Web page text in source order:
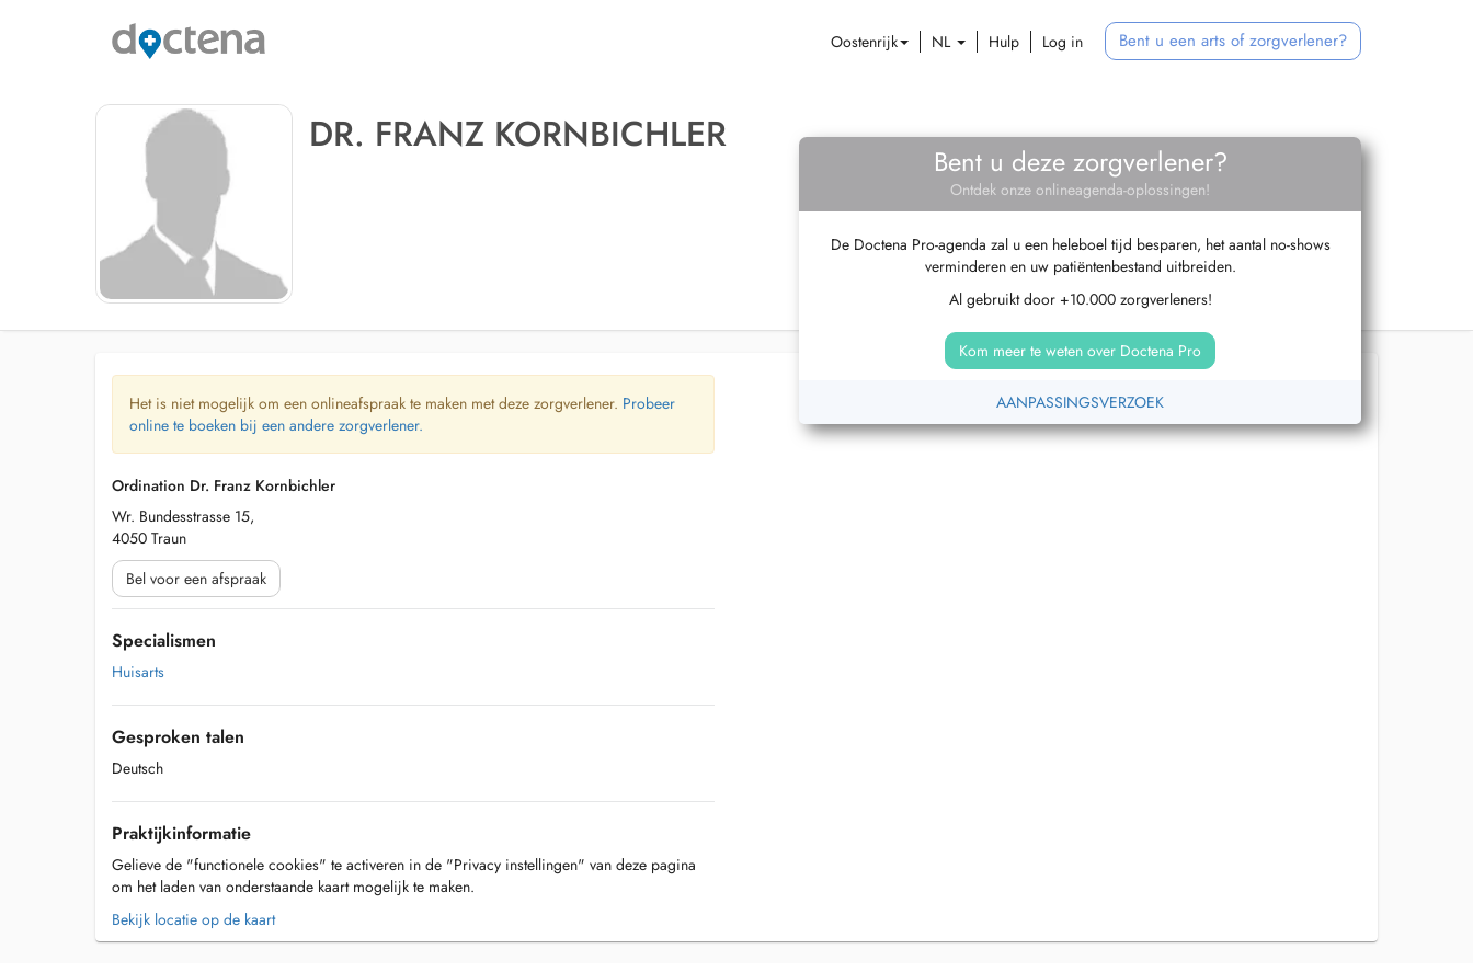
Oostenrijk NL Hulp Log in Bent u een arts of zorgverlener?
DR. FRANZ KORNBICHLER
Bent u deze zorgverlener?
Ontdek onze onlineagenda-oplossingen!
De Doctena Pro-agenda zal u een heleboel tijd besparen, het aantal no-shows
verminderen en uw patiëntenbestand uitbreiden.
Al gebruikt door +10.000 zorgverleners!
Kom meer te weten over Doctena Pro
AANPASSINGSVERZOEK
Het is niet mogelijk om een onlineafspraak te maken met deze zorgverlener. Probeer
online te boeken bij een andere zorgverlener.
Ordination Dr. Franz Kornbichler
Wr. Bundesstrasse 15,
4050 Traun
Bel voor een afspraak
Specialismen
Huisarts
Gesproken talen
Deutsch
Praktijkinformatie
Gelieve de "functionele cookies" te activeren in de "Privacy instellingen" van deze pagina
om het laden van onderstaande kaart mogelijk te maken.
Bekijk locatie op de kaart